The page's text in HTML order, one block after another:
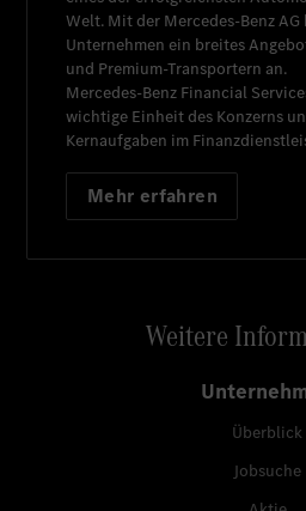
Welt. Mit der Mercedes-Benz AG
Unternehmen ein breites
und Premium-Transportern an.
Mercedes-Benz Financial
wichtige Einheit des Konzerns
Kernaufgaben im
Mehr erfahren
Weitere
Überblick
Jobsuche